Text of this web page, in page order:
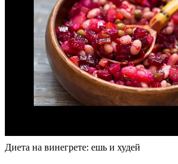
Диета на винегрете: ешь и худей